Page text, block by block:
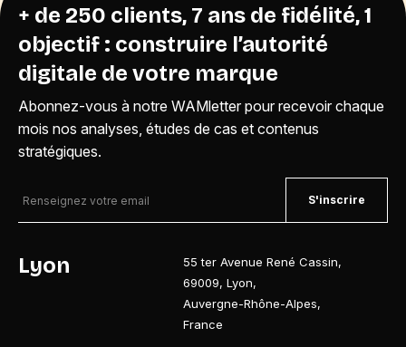
+ de 250 clients, 7 ans de fidélité, 1
objectif : construire l’autorité
digitale de votre marque
Abonnez-vous à notre WAMletter pour recevoir chaque
mois nos analyses, études de cas et contenus
stratégiques.
S'inscrire
Lyon 55 ter Avenue René Cassin,
69009,Lyon,
Auvergne-Rhône-Alpes,
France